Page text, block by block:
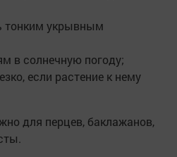
тонким укрывным
в солнечную погоду;
если растение к нему
для перцев, баклажанов,